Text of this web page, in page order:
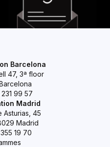
Barcelona
47, 3ª floor
99 57
Madrid
Asturias, 45
Madrid
19 70